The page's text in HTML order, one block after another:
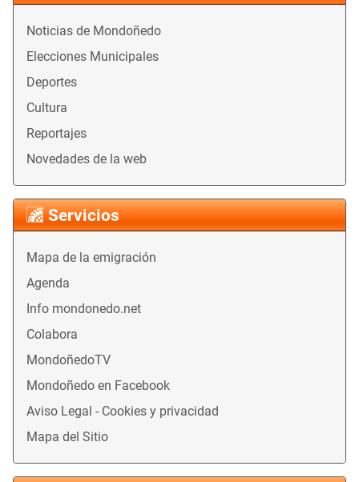
Noticias de Mondoñedo
Elecciones Municipales
Deportes
Cultura
Reportajes
Novedades de la web
Servicios
Mapa de la emigración
Agenda
Info mondonedo.net
Colabora
MondoñedoTV
Mondoñedo en Facebook
Aviso Legal - Cookies y privacidad
Mapa del Sitio